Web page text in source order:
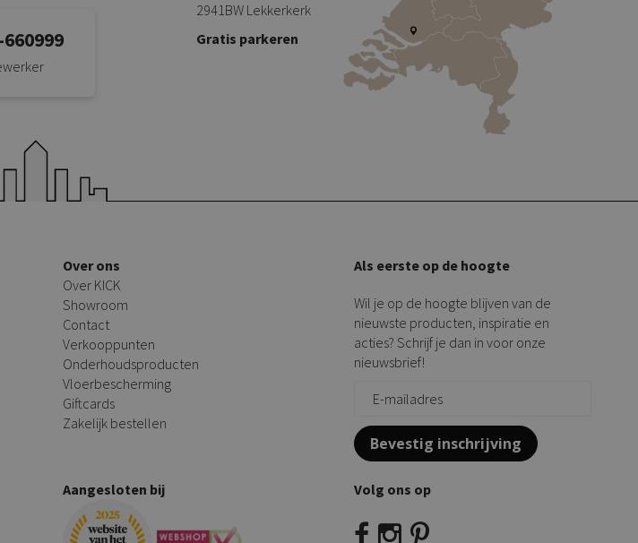
2941BW Lekkerkerk
Gratis parkeren
Over ons
Over KICK
Showroom
Contact
Verkooppunten
Onderhoudsproducten
Vloerbescherming
Giftcards
Zakelijk bestellen
Als eerste op de hoogte
Wil je op de hoogte blijven van de
nieuwste producten, inspiratie en
acties? Schrijf je dan in voor onze
nieuwsbrief!
Bevestig inschrijving
Aangesloten bij Volg ons op